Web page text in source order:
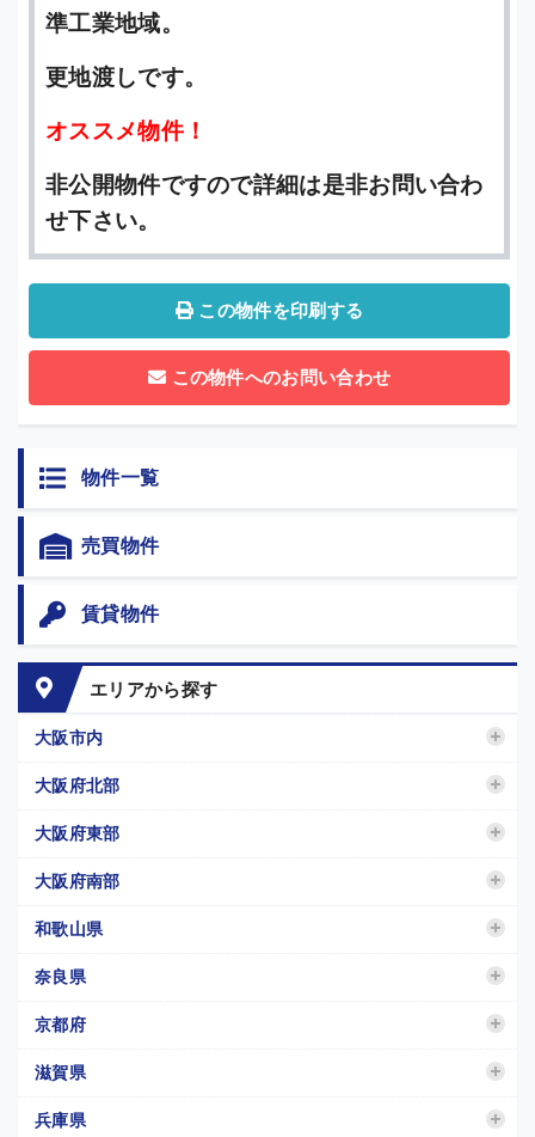
準工業地域。
更地渡しです。
オススメ物件！
非公開物件ですので詳細は是非お問い合わ
せ下さい。
この物件を印刷する
この物件へのお問い合わせ
物件一覧
売買物件
賃貸物件
エリアから探す
大阪市内
大阪府北部
大阪府東部
大阪府南部
和歌山県
奈良県
京都府
滋賀県
兵庫県